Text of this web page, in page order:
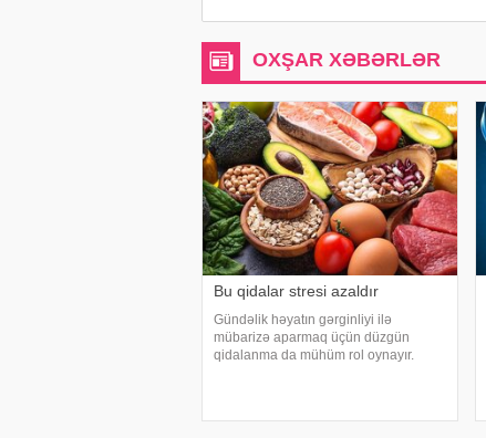
OXŞAR XƏBƏRLƏR
Bu qidalar stresi azaldır
Gündəlik həyatın gərginliyi ilə
mübarizə aparmaq üçün düzgün
qidalanma da mühüm rol oynayır.